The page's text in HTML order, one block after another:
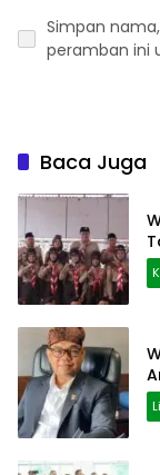
Simpan
peramban ini
Baca Juga